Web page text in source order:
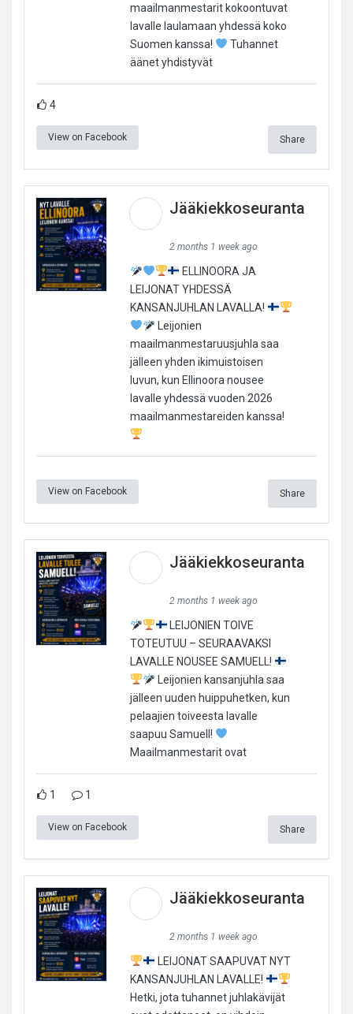
maailmanmestarit kokoontuvat
lavalle laulamaan yhdessä koko
Suomen kanssa!
Tuhannet
äänet yhdistyvät
4
View on Facebook Share
Jääkiekkoseuranta
2 months 1 week ago
ELLINOORA JA
LEIJONAT YHDESSÄ
KANSANJUHLAN LAVALLA!
Leijonien
maailmanmestaruusjuhla saa
jälleen yhden ikimuistoisen
luvun, kun Ellinoora nousee
lavalle yhdessä vuoden 2026
maailmanmestareiden kanssa!
View on Facebook Share
Jääkiekkoseuranta
2 months 1 week ago
LEIJONIEN TOIVE
TOTEUTUU – SEURAAVAKSI
LAVALLE NOUSEE SAMUELL!
Leijonien kansanjuhla saa
jälleen uuden huippuhetken, kun
pelaajien toiveesta lavalle
saapuu Samuell!
Maailmanmestarit ovat
1 1
View on Facebook Share
Jääkiekkoseuranta
2 months 1 week ago
LEIJONAT SAAPUVAT NYT
KANSANJUHLAN LAVALLE!
Hetki, jota tuhannet juhlakävijät